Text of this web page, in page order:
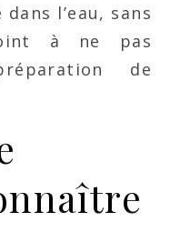
l’eau, sans
à ne pas
de